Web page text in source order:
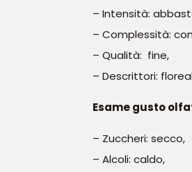
– Intensità:
– Complessità:
– Qualità: fine,
– Descrittori:
Esame gusto
– Zuccheri: secco,
– Alcoli: caldo,